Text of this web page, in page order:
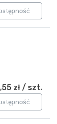
zł / szt.